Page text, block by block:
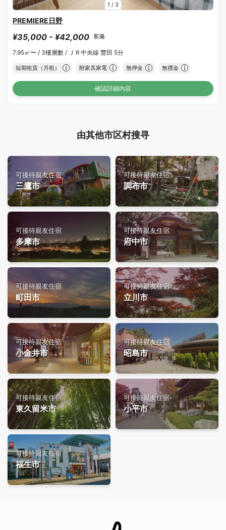
1 / 3
PREMIERE日野
¥35,000 - ¥42,000 客滿
7.95㎡〜 / 3樓層數 / ＪＲ中央線 豐田 5分
短期租賃（月租） 附家具家電 無押金 無禮金
確認詳細內容
由其他市区村搜寻
可接待親友住宿
三鷹市
可接待親友住宿
調布市
可接待親友住宿
多摩市
可接待親友住宿
府中市
可接待親友住宿
町田市
可接待親友住宿
立川市
可接待親友住宿
小金井市
可接待親友住宿
昭島市
可接待親友住宿
東久留米市
可接待親友住宿
小平市
可接待親友住宿
福生市